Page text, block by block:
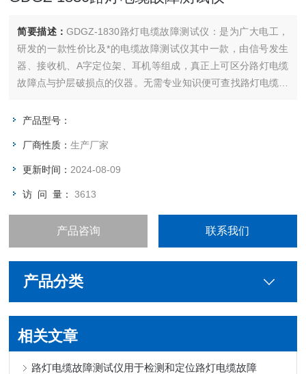
简要描述：GDGZ-1830路灯电缆故障测试仪：是为广大电工，
研发的一款性价比及*的电缆故障测试仪其中一款，由信号发生
器、接收机、A字定位架、耳机等组成，真正上可区分路灯电缆
故障点与护层破损点的仪器。无需专业知识便可查找路灯电缆故
地、漏电等各种故障点！此设备无需解脱电缆头便测量。
产品型号：
厂商性质：生产厂家
更新时间： 2024-08-09
访 问 量：3613
产品咨询 联系我们
产品分类
相关文章
路灯电缆故障测试仪用于检测和定位路灯电缆故障